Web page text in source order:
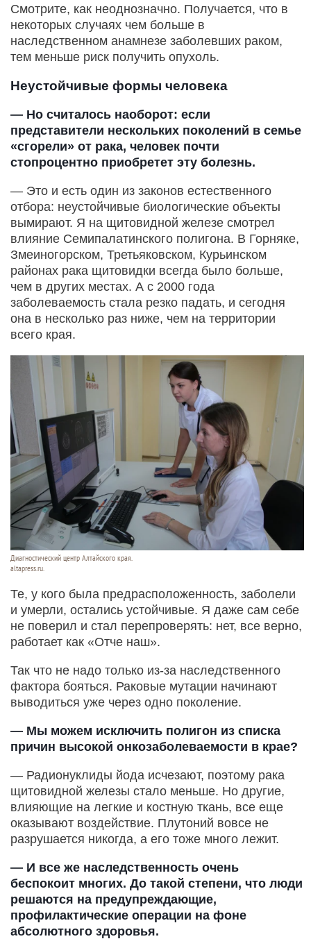
Смотрите, как неоднозначно. Получается, что в
некоторых случаях чем больше в
наследственном анамнезе заболевших раком,
тем меньше риск получить опухоль.
Неустойчивые формы человека
— Но считалось наоборот: если
представители нескольких поколений в семье
«сгорели» от рака, человек почти
стопроцентно приобретет эту болезнь.
— Это и есть один из законов естественного
отбора: неустойчивые биологические объекты
вымирают. Я на щитовидной железе смотрел
влияние Семипалатинского полигона. В Горняке,
Змеиногорском, Третьяковском, Курьинском
районах рака щитовидки всегда было больше,
чем в других местах. А с 2000 года
заболеваемость стала резко падать, и сегодня
она в несколько раз ниже, чем на территории
всего края.
Диагностический центр Алтайского края.
altapress.ru.
Те, у кого была предрасположенность, заболели
и умерли, остались устойчивые. Я даже сам себе
не поверил и стал перепроверять: нет, все верно,
работает как «Отче наш».
Так что не надо только из-за наследственного
фактора бояться. Раковые мутации начинают
выводиться уже через одно поколение.
— Мы можем исключить полигон из списка
причин высокой онкозаболеваемости в крае?
— Радионуклиды йода исчезают, поэтому рака
щитовидной железы стало меньше. Но другие,
влияющие на легкие и костную ткань, все еще
оказывают воздействие. Плутоний вовсе не
разрушается никогда, а его тоже много лежит.
— И все же наследственность очень
беспокоит многих. До такой степени, что люди
решаются на предупреждающие,
профилактические операции на фоне
абсолютного здоровья.